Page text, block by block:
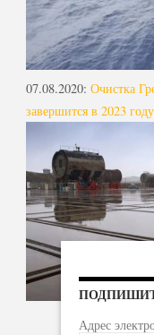
07.08.2020: Очистка
завершится в 2023 году
Адрес